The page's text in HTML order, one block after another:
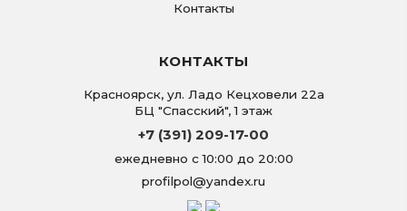
Контакты
КОНТАКТЫ
Красноярск, ул. Ладо Кецховели 22а
БЦ "Спасский", 1 этаж
+7 (391) 209-17-00
ежедневно с 10:00 до 20:00
profilpol@yandex.ru